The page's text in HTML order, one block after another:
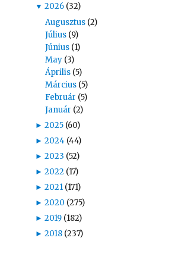
▼ 2026 (32)
Augusztus (2)
Július (9)
Június (1)
May (3)
Április (5)
Március (5)
Február (5)
Január (2)
► 2025 (60)
► 2024 (44)
► 2023 (52)
► 2022 (17)
► 2021 (171)
► 2020 (275)
► 2019 (182)
► 2018 (237)